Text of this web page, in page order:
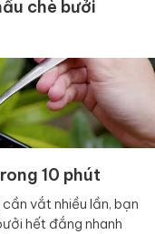
chè bưởi
10 phút
vắt nhiều lần, bạn
hết đắng nhanh